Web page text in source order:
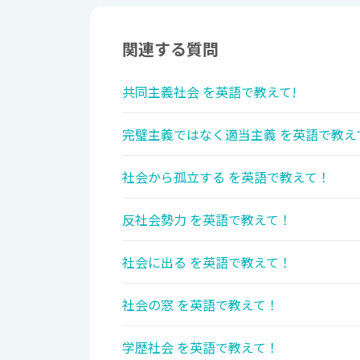
関連する質問
共同主義社会 を英語で教えて!
完璧主義ではなく適当主義 を英語で教
社会から孤立する を英語で教えて！
反社会勢力 を英語で教えて！
社会に出る を英語で教えて！
社会の窓 を英語で教えて！
学歴社会 を英語で教えて！